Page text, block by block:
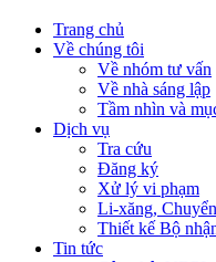
Trang chủ
Về chúng tôi
Về nhóm tư vấn
Về nhà sáng lập
Tầm nhìn và
Dịch vụ
Tra cứu
Đăng ký
Xử lý vi phạm
Li-xăng,
Thiết kế Bộ
Tin tức